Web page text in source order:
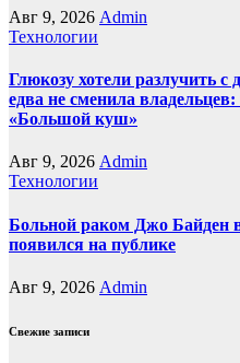
Авг 9, 2026 Admin
Технологии
Глюкозу хотели разлучить с
едва не сменила
«Большой куш»
Авг 9, 2026 Admin
Технологии
Больной раком Джо Байден
появился на публике
Авг 9, 2026 Admin
Свежие записи